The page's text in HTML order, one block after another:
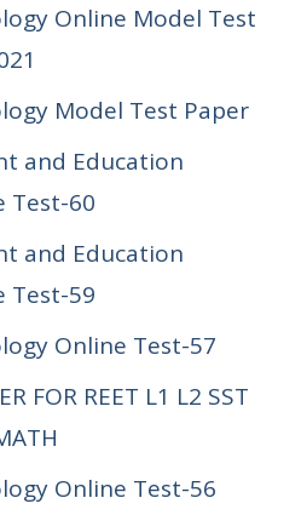
Online Model Test
Model Test Paper
and Education
Test-60
and Education
Test-59
Online Test-57
FOR REET L1 L2 SST
Online Test-56